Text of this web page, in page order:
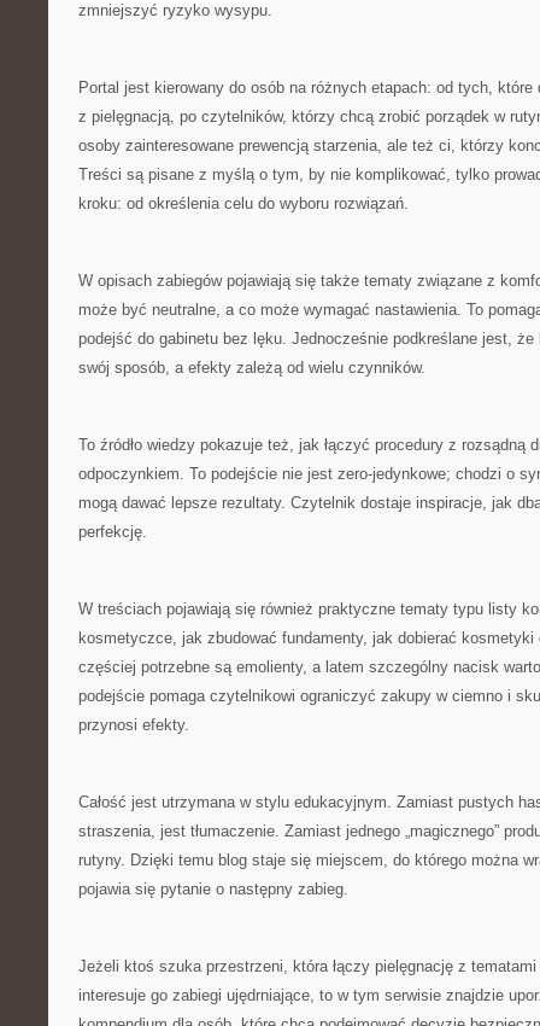
zmniejszyć ryzyko wysypu.
Portal jest kierowany do osób na różnych etapach: od tych, które
z pielęgnacją, po czytelników, którzy chcą zrobić porządek w
osoby zainteresowane prewencją starzenia, ale też ci, którzy
Treści są pisane z myślą o tym, by nie komplikować, tylko
kroku: od określenia celu do wyboru rozwiązań.
W opisach zabiegów pojawiają się także tematy związane z
może być neutralne, a co może wymagać nastawienia. To
podejść do gabinetu bez lęku. Jednocześnie podkreślane jest,
swój sposób, a efekty zależą od wielu czynników.
To źródło wiedzy pokazuje też, jak łączyć procedury z rozsądną
odpoczynkiem. To podejście nie jest zero-jedynkowe; chodzi o
mogą dawać lepsze rezultaty. Czytelnik dostaje inspiracje, jak
perfekcję.
W treściach pojawiają się również praktyczne tematy typu listy
kosmetyczce, jak zbudować fundamenty, jak dobierać
częściej potrzebne są emolienty, a latem szczególny nacisk
podejście pomaga czytelnikowi ograniczyć zakupy w ciemno i
przynosi efekty.
Całość jest utrzymana w stylu edukacyjnym. Zamiast pustych
straszenia, jest tłumaczenie. Zamiast jednego „magicznego”
rutyny. Dzięki temu blog staje się miejscem, do którego można
pojawia się pytanie o następny zabieg.
Jeżeli ktoś szuka przestrzeni, która łączy pielęgnację z
interesuje go zabiegi ujędrniające, to w tym serwisie znajdzie